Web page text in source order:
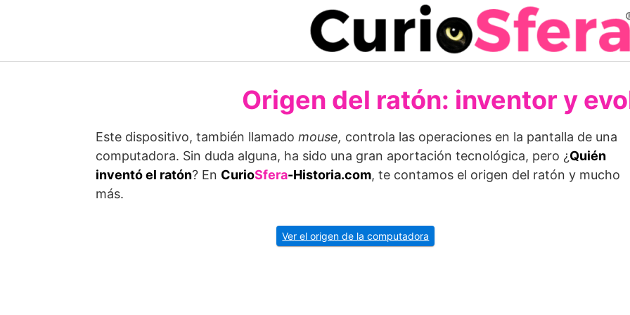
Origen del ratón: inventor y
Este dispositivo, también llamado mouse, controla las operaciones en la pantalla de una
computadora. Sin duda alguna, ha sido una gran aportación tecnológica, pero ¿Quién
inventó el ratón? En CurioSfera-Historia.com, te contamos el origen del ratón y mucho
más.
Ver el origen de la computadora